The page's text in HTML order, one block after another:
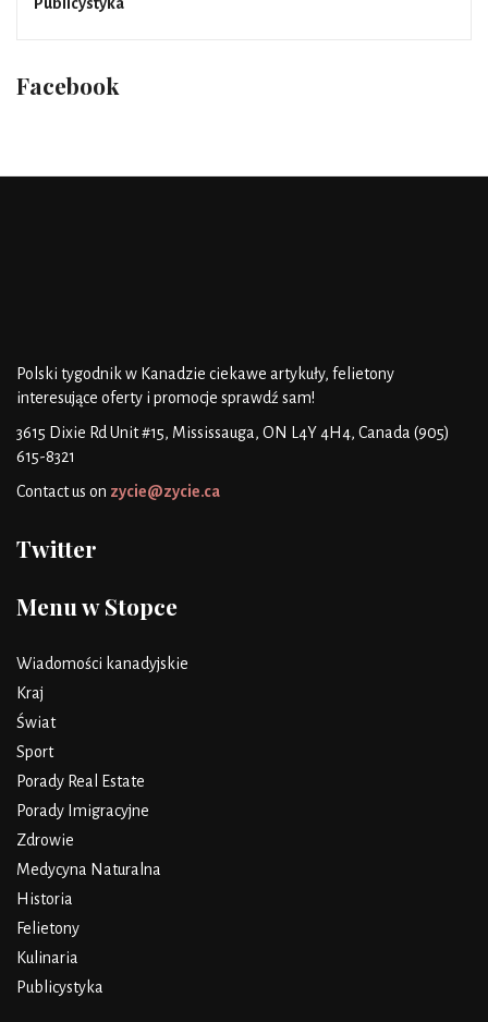
Facebook
Polski tygodnik w Kanadzie ciekawe artykuły, felietony
interesujące oferty i promocje sprawdź sam!
3615 Dixie Rd Unit #15, Mississauga, ON L4Y 4H4, Canada (905)
615-8321
Contact us on zycie@zycie.ca
Twitter
Menu w Stopce
Wiadomości kanadyjskie
Kraj
Świat
Sport
Porady Real Estate
Porady Imigracyjne
Zdrowie
Medycyna Naturalna
Historia
Felietony
Kulinaria
Publicystyka